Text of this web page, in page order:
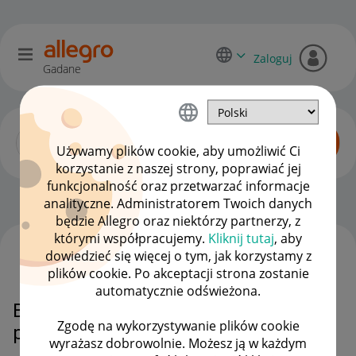
Używamy plików cookie, aby umożliwić Ci
korzystanie z naszej strony, poprawiać jej
funkcjonalność oraz przetwarzać informacje
analityczne. Administratorem Twoich danych
będzie Allegro oraz niektórzy partnerzy, z
którymi współpracujemy. Kliknij tutaj, aby
dowiedzieć się więcej o tym, jak korzystamy z
plików cookie. Po akceptacji strona zostanie
automatycznie odświeżona.
Zgodę na wykorzystywanie plików cookie
wyrażasz dobrowolnie. Możesz ją w każdym
Gadane
Zaloguj
Allegro Pay OPCJE
Brak Allegro Pay w opcjach
płatności
WSZYSTKIE TEMATY